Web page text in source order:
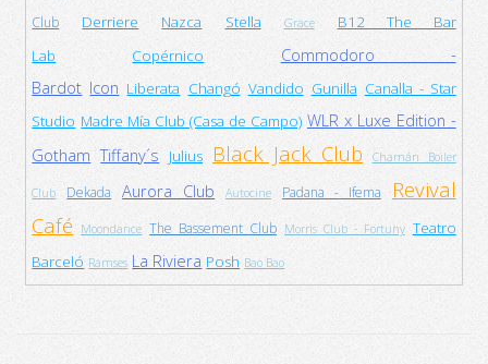
Club
Derriere Nazca Stella Grace
B12 The Bar
Lab
Copérnico
Commodoro -
Bardot Icon Liberata Changó Vandido Gunilla Canalla - Star
Studio Madre Mía Club (Casa de Campo) WLR x Luxe Edition -
Gotham Tiffany´s Julius Black Jack Club Chamán Boiler
Club Dekada Aurora Club Autocine Padana - Ifema
Revival
Café
Moondance The Bassement Club Morris Club - Fortuny Teatro
Barceló Ramses La Riviera Posh Bao Bao